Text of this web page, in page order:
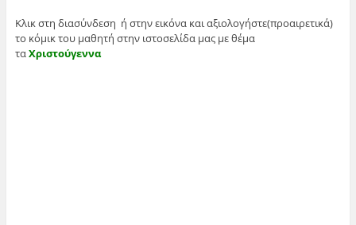
Κλικ στη διασύνδεση ή στην εικόνα και αξιολογήστε(προαιρετικά)
το κόμικ του μαθητή στην ιστοσελίδα μας με θέμα
ταΧριστούγεννα